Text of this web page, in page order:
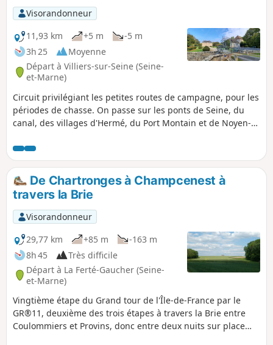
Visorandonneur
11,93 km
+5 m
-5 m
3h 25
Moyenne
Départ à Villiers-sur-Seine (Seine-
et-Marne)
Circuit privilégiant les petites routes de campagne, pour les
périodes de chasse. On passe sur les ponts de Seine, du
canal, des villages d'Hermé, du Port Montain et de Noyen-
difficulté particulière et points d'eau dans les villages.
De Chartronges à Champcenest à
travers la Brie
Visorandonneur
29,77 km
+85 m
-163 m
8h 45
Très difficile
Départ à La Ferté-Gaucher (Seine-
et-Marne)
Vingtième étape du Grand tour de l'Île-de-France par le
GR®11, deuxième des trois étapes à travers la Brie entre
Coulommiers et Provins, donc entre deux nuits sur place